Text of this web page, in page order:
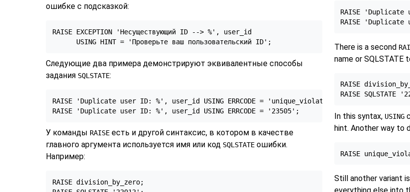
ошибке с подсказкой:
RAISE EXCEPTION 'Несуществующий ID --> %', user_id
      USING HINT = 'Проверьте ваш пользовательский ID';
Следующие два примера демонстрируют эквивалентные способы
задания SQLSTATE:
RAISE 'Duplicate user ID: %', user_id USING ERRCODE = 'unique_violation';
RAISE 'Duplicate user ID: %', user_id USING ERRCODE = '23505';
У команды RAISE есть и другой синтаксис, в котором в качестве
главного аргумента используется имя или код SQLSTATE ошибки.
Например:
RAISE division_by_zero;
RAISE 'Duplicate
There is a second
name or SQLSTATE
RAISE
In this syntax, USING
hint. Another way to
Still another variant